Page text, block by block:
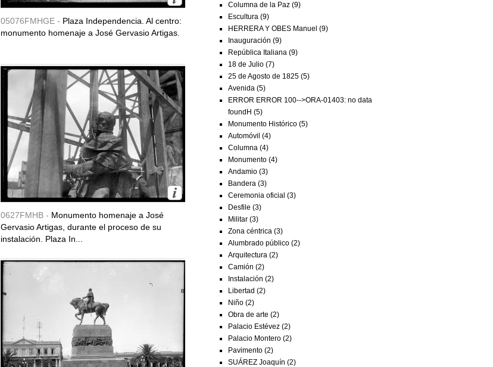
05076FMHGE - Plaza Independencia. Al centro:
monumento homenaje a José Gervasio Artigas.
0627FMHB - Monumento homenaje a José
Gervasio Artigas, durante el proceso de su
instalación. Plaza In...
Columna de la Paz (9)
Escultura (9)
HERRERA Y OBES Manuel (9)
Inauguración (9)
República Italiana (9)
18 de Julio (7)
25 de Agosto de 1825 (5)
Avenida (5)
ERROR ERROR 100-->ORA-01403: no data
foundH (5)
Monumento Histórico (5)
Automóvil (4)
Columna (4)
Monumento (4)
Andamio (3)
Bandera (3)
Ceremonia oficial (3)
Desfile (3)
Militar (3)
Zona céntrica (3)
Alumbrado público (2)
Arquitectura (2)
Camión (2)
Instalación (2)
Libertad (2)
Niño (2)
Obra de arte (2)
Palacio Estévez (2)
Palacio Montero (2)
Pavimento (2)
SUÁREZ Joaquín (2)